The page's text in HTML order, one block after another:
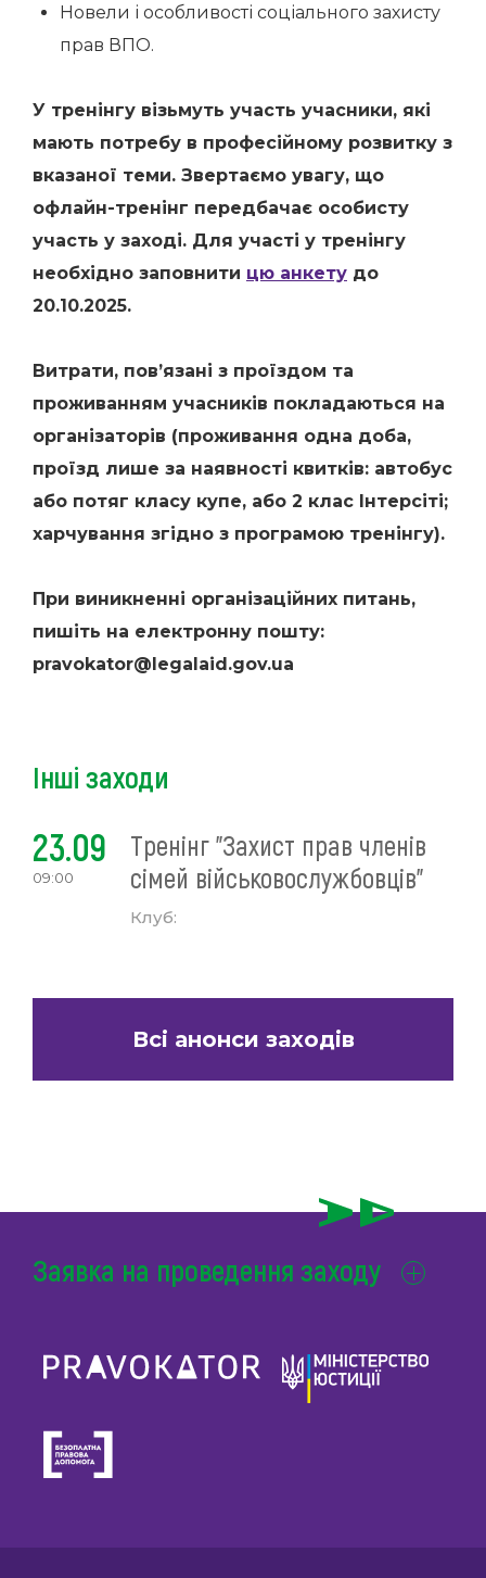
Новели і особливості соціального захисту
прав ВПО.
У тренінгу візьмуть участь учасники, які
мають потребу в професійному розвитку з
вказаної теми. Звертаємо увагу, що
офлайн-тренінг передбачає особисту
участь у заході. Для участі у тренінгу
необхідно заповнити цю анкету до
20.10.2025.
Витрати, пов’язані з проїздом та
проживанням учасників покладаються на
організаторів (проживання одна доба,
проїзд лише за наявності квитків: автобус
або потяг класу купе, або 2 клас Інтерсіті;
харчування згідно з програмою тренінгу).
При виникненні організаційних питань,
пишіть на електронну пошту:
pravokator@legalaid.gov.ua
Інші заходи
23.09
09:00
Тренінг "Захист прав членів
сімей військовослужбовців"
Клуб:
Всі анонси заходів
Заявка на проведення заходу